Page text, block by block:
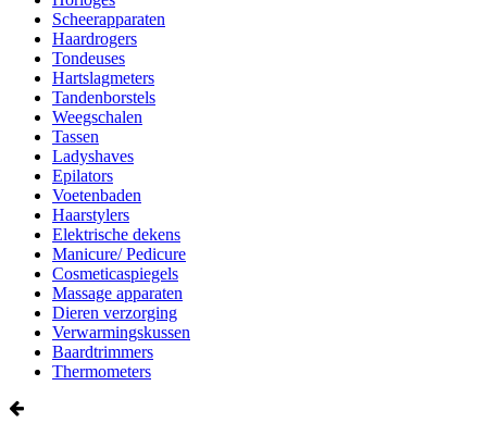
Scheerapparaten
Haardrogers
Tondeuses
Hartslagmeters
Tandenborstels
Weegschalen
Tassen
Ladyshaves
Epilators
Voetenbaden
Haarstylers
Elektrische dekens
Manicure/ Pedicure
Cosmeticaspiegels
Massage apparaten
Dieren verzorging
Verwarmingskussen
Baardtrimmers
Thermometers